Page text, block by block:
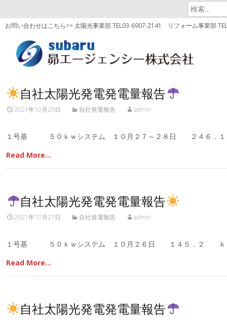
検
索:
お問い合わせはこちら>> 太陽光事業部 TEL03-6907-2141 リフォーム事業部
自社太陽光発電発電量報告
2021年10月29日 自社発電報告 admin
１号基 ５０ｋｗシステム １０月２７～２８日 ２４６．
Read More…
自社太陽光発電発電量報告
2021年10月27日 自社発電報告 admin
１号基 ５０ｋｗシステム １０月２６日 １４５．２ ｋ
Read More…
自社太陽光発電発電量報告